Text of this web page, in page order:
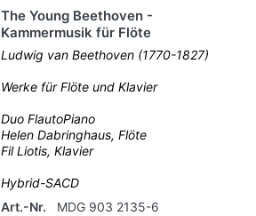
The Young Beethoven -
Kammermusik für Flöte
Ludwig van Beethoven (1770-1827)
Werke für Flöte und Klavier
Duo FlautoPiano
Helen Dabringhaus, Flöte
Fil Liotis, Klavier
Hybrid-SACD
Art.-Nr.
MDG 903 2135-6